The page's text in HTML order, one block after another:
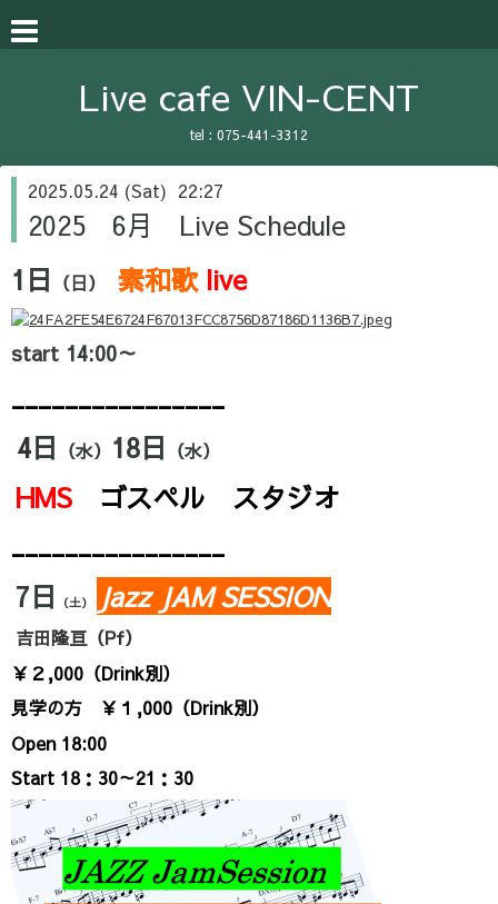
Live cafe VIN-CENT
tel : 075-441-3312
2025.05.24 (Sat) 22:27
2025 6月 Live Schedule
1日 （日） 素和歌 live
start 14:00～
________________
4日 （水） 18日 （水）
HMS ゴスペル スタジオ
________________
7日 （土） Jazz JAM SESSION
吉田隆亘（Pf）
￥２,000（Drink別）
見学の方 ￥１,000（Drink別）
Open 18:00
Start 18：30～21：30